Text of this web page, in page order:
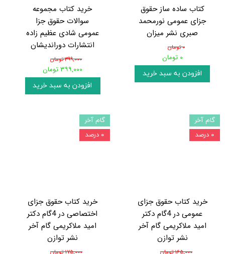
کتاب ساده ساز حقوق
جزای عمومی نورمحمد
صبری نشر میزان
۰ تومان
۰ تومان
افزودن به سبد خرید
خرید کتاب مجموعه
سوالات حقوق جزا
عمومی شادی عظیم زاده
انتشارات دوراندیشان
۳۹۹,۰۰۰ تومان
۳۹۹,۰۰۰ تومان
افزودن به سبد خرید
خرید کتاب حقوق جزای
عمومی در 4گام دکتر
امید ملاکریمی گام آخر
نشر توازن
۱۶۵,۰۰۰ تومان
گام آخر
۰ درصد
خرید کتاب حقوق جزای
اختصاصی در 4گام دکتر
امید ملاکریمی گام آخر
نشر توازن
۱۷۵,۰۰۰ تومان
گام آخر
۰ درصد